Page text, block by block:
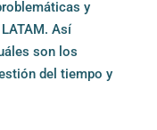
y
Así
son los
del tiempo y